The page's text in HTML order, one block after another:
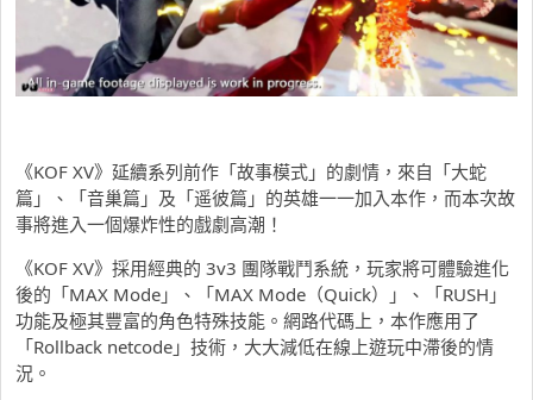
《KOF XV》延續系列前作「故事模式」的劇情，來自「大蛇
篇」、「音巢篇」及「遥彼篇」的英雄一一加入本作，而本次故
事將進入一個爆炸性的戲劇高潮！
《KOF XV》採用經典的 3v3 團隊戰鬥系統，玩家將可體驗進化
後的「MAX Mode」、「MAX Mode（Quick）」、「RUSH」
功能及極其豐富的角色特殊技能。網路代碼上，本作應用了
「Rollback netcode」技術，大大減低在線上遊玩中滯後的情
況。